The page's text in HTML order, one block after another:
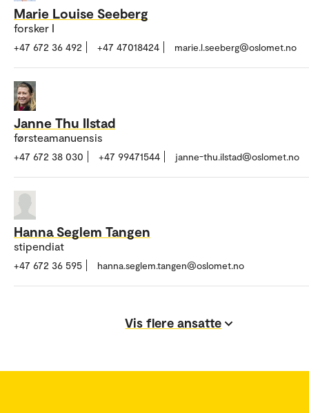
Marie Louise Seeberg
forsker I
+47 672 36 492 +47 47018424 marie.l.seeberg@oslomet.no
Janne Thu Ilstad
førsteamanuensis
+47 672 38 030 +47 99471544 janne-thu.ilstad@oslomet.no
Hanna Seglem Tangen
stipendiat
+47 672 36 595 hanna.seglem.tangen@oslomet.no
Vis flere ansatte